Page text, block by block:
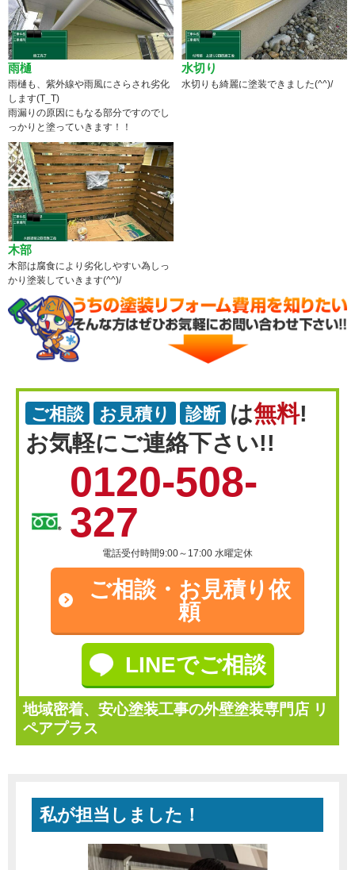
雨樋
雨樋も、紫外線や雨風にさらされ劣化
します(T_T)
雨漏りの原因にもなる部分ですのでし
っかりと塗っていきます！！
水切り
水切りも綺麗に塗装できました(^^)/
木部
木部は腐食により劣化しやすい為しっ
かり塗装していきます(^^)/
ご相談 お見積り 診断 は無料!
お気軽にご連絡下さい!!
0120-508-
327
電話受付時間9:00～17:00 水曜定休
ご相談・ お見積り依
頼
LINEでご相談
地域密着、安心塗装工事の外壁塗装専門店 リ
ペアプラス
私が担当しました！